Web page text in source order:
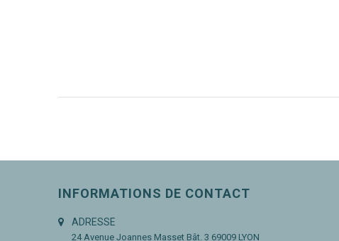
INFORMATIONS DE CONTACT
ADRESSE
24 Avenue Joannes Masset Bât. 3 69009 LYON